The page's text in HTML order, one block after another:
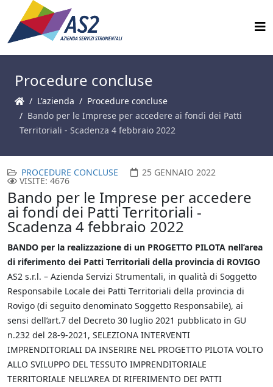
Procedure concluse
L'azienda
Procedure concluse
Bando per le Imprese per accedere ai fondi dei Patti
Territoriali - Scadenza 4 febbraio 2022
PROCEDURE CONCLUSE 25 GENNAIO 2022
VISITE: 4676
Bando per le Imprese per accedere
ai fondi dei Patti Territoriali -
Scadenza 4 febbraio 2022
BANDO per la realizzazione di un PROGETTO PILOTA nell’area
di riferimento dei Patti Territoriali della provincia di ROVIGO
AS2 s.r.l. – Azienda Servizi Strumentali, in qualità di Soggetto
Responsabile Locale dei Patti Territoriali della provincia di
Rovigo (di seguito denominato Soggetto Responsabile), ai
sensi dell’art.7 del Decreto 30 luglio 2021 pubblicato in GU
n.232 del 28-9-2021, SELEZIONA INTERVENTI
IMPRENDITORIALI DA INSERIRE NEL PROGETTO PILOTA VOLTO
ALLO SVILUPPO DEL TESSUTO IMPRENDITORIALE
TERRITORIALE NELL’AREA DI RIFERIMENTO DEI PATTI